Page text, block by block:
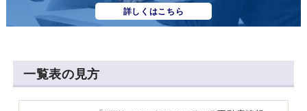
詳しくはこちら
一覧表の見方